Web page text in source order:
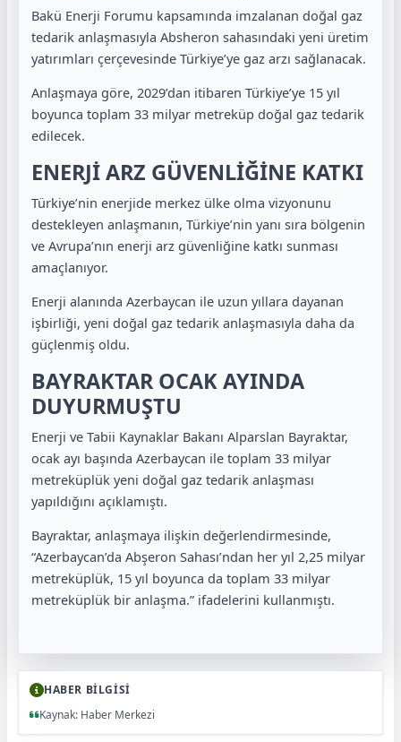
Bakü Enerji Forumu kapsamında imzalanan doğal gaz
tedarik anlaşmasıyla Absheron sahasındaki yeni üretim
yatırımları çerçevesinde Türkiye’ye gaz arzı sağlanacak.
Anlaşmaya göre, 2029’dan itibaren Türkiye’ye 15 yıl
boyunca toplam 33 milyar metreküp doğal gaz tedarik
edilecek.
ENERJİ ARZ GÜVENLİĞİNE KATKI
Türkiye’nin enerjide merkez ülke olma vizyonunu
destekleyen anlaşmanın, Türkiye’nin yanı sıra bölgenin
ve Avrupa’nın enerji arz güvenliğine katkı sunması
amaçlanıyor.
Enerji alanında Azerbaycan ile uzun yıllara dayanan
işbirliği, yeni doğal gaz tedarik anlaşmasıyla daha da
güçlenmiş oldu.
BAYRAKTAR OCAK AYINDA
DUYURMUŞTU
Enerji ve Tabii Kaynaklar Bakanı Alparslan Bayraktar,
ocak ayı başında Azerbaycan ile toplam 33 milyar
metreküplük yeni doğal gaz tedarik anlaşması
yapıldığını açıklamıştı.
Bayraktar, anlaşmaya ilişkin değerlendirmesinde,
“Azerbaycan’da Abşeron Sahası’ndan her yıl 2,25 milyar
metreküplük, 15 yıl boyunca da toplam 33 milyar
metreküplük bir anlaşma.” ifadelerini kullanmıştı.
HABER BİLGİSİ
Kaynak: Haber Merkezi